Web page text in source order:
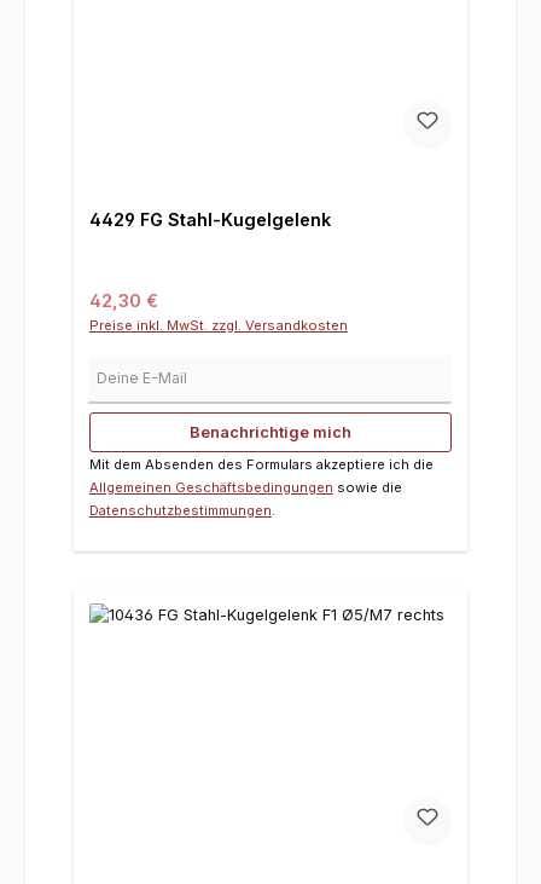
4429 FG Stahl-Kugelgelenk
Regulärer Preis:
42,30 €
Preise inkl. MwSt. zzgl. Versandkosten
Benachrichtige mich
Mit dem Absenden des Formulars akzeptiere ich die
Allgemeinen Geschäftsbedingungen sowie die
Datenschutzbestimmungen